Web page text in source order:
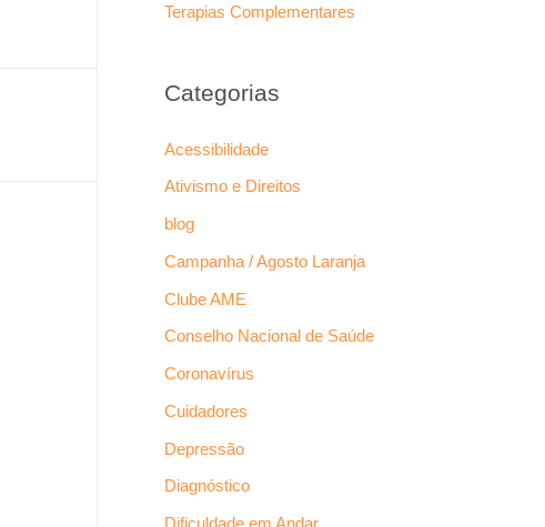
Terapias Complementares
Categorias
Acessibilidade
Ativismo e Direitos
blog
Campanha / Agosto Laranja
Clube AME
Conselho Nacional de Saúde
Coronavírus
Cuidadores
Depressão
Diagnóstico
Dificuldade em Andar